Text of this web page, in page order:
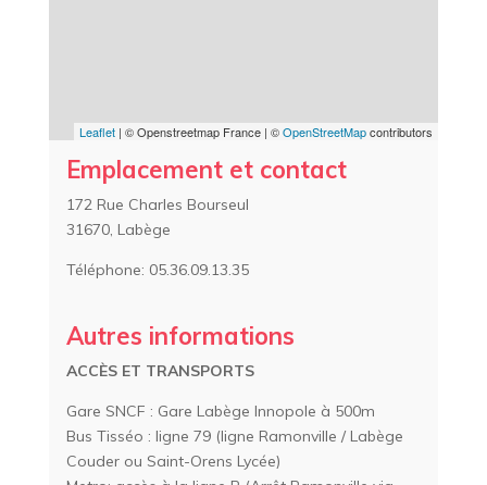
Leaflet | © Openstreetmap France | ©OpenStreetMapcontributors
Emplacement et contact
172 Rue Charles Bourseul
31670, Labège
Téléphone: 05.36.09.13.35
Autres informations
ACCÈSET TRANSPORTS
Gare SNCF : Gare Labège Innopole à 500m
Bus Tisséo : ligne 79 (ligne Ramonville / Labège
Couder ou Saint-Orens Lycée)